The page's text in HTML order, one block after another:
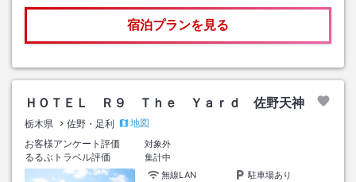
宿泊プランを見る
ＨＯＴＥＬ Ｒ９ Ｔｈｅ Ｙａｒｄ 佐野天神
栃木県 佐野・足利
地図
お客様アンケート評価
対象外
るるぶトラベル評価
集計中
無線LAN
駐車場あり